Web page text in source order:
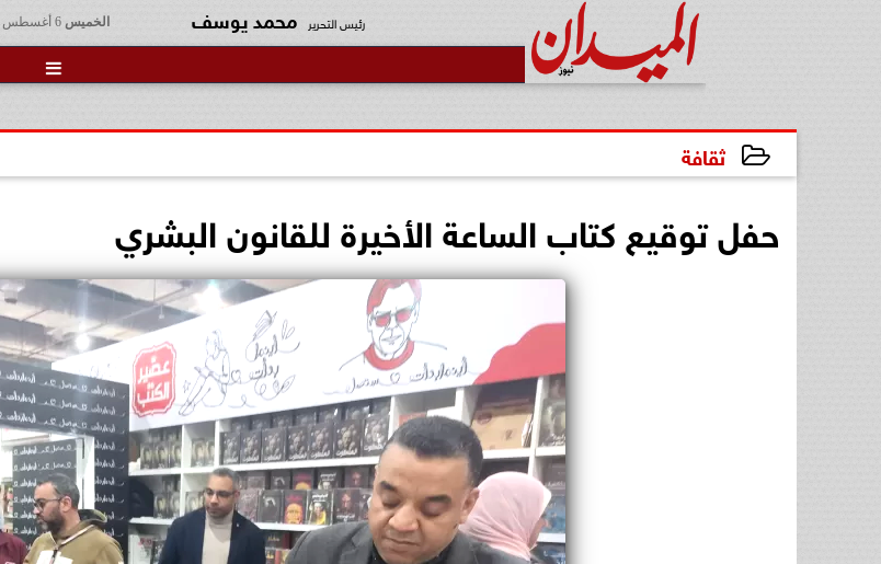
الخميس رئيس التحرير محمد يوسف

ثقافة
حفل توقيع كتاب الساعة الأخيرة للقانون البشري